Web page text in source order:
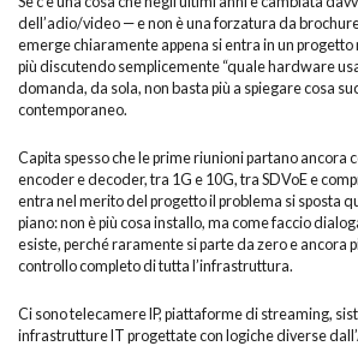
dell’adio/video — e non è una forzatura da
emerge chiaramente appena si entra in un
più discutendo semplicemente “quale hardware
domanda, da sola, non basta più a spiegare cosa
contemporaneo.
Capita spesso che le prime riunioni partano ancora
encoder e decoder, tra 1G e 10G, tra SDVoE e
entra nel merito del progetto il problema si sposta
piano: non è più cosa installo, ma come faccio
esiste, perché raramente si parte da zero e ancora
controllo completo di tutta l’infrastruttura.
Ci sono telecamere IP, piattaforme di streaming,
infrastrutture IT progettate con logiche diverse